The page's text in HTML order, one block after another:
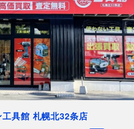
開封した商品、多少の使用（1
のみのほぼ新品に近い中古品
急便 飛脚宅配便60サイズ
ステムを導入し、店頭や他ネットシ
ますが、タイミングによりシステム
ってしまう場合がございます。
工具館 札幌北32条店